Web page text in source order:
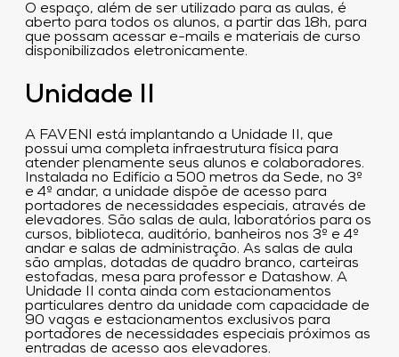
O espaço, além de ser utilizado para as aulas, é
aberto para todos os alunos, a partir das 18h, para
que possam acessar e-mails e materiais de curso
disponibilizados eletronicamente.
Unidade II
A FAVENI está implantando a Unidade II, que
possui uma completa infraestrutura física para
atender plenamente seus alunos e colaboradores.
Instalada no Edifício a 500 metros da Sede, no 3º
e 4º andar, a unidade dispõe de acesso para
portadores de necessidades especiais, através de
elevadores. São salas de aula, laboratórios para os
cursos, biblioteca, auditório, banheiros nos 3º e 4º
andar e salas de administração. As salas de aula
são amplas, dotadas de quadro branco, carteiras
estofadas, mesa para professor e Datashow. A
Unidade II conta ainda com estacionamentos
particulares dentro da unidade com capacidade de
90 vagas e estacionamentos exclusivos para
portadores de necessidades especiais próximos as
entradas de acesso aos elevadores.